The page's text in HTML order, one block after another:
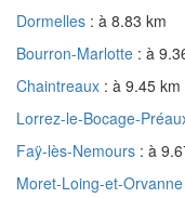
Dormelles : à 8.83 km
Bourron-Marlotte : à
Chaintreaux : à 9.45 km
Lorrez-le-Bocage-
Faÿ-lès-Nemours : à
Moret-Loing-et-Orvanne